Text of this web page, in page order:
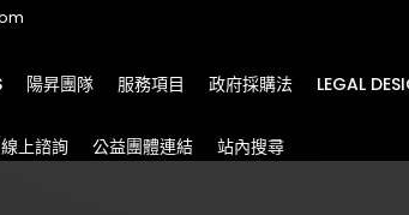
陽昇團隊 服務項目 政府採購法 LEGAL
上諮詢 公益團體連結 站內搜尋